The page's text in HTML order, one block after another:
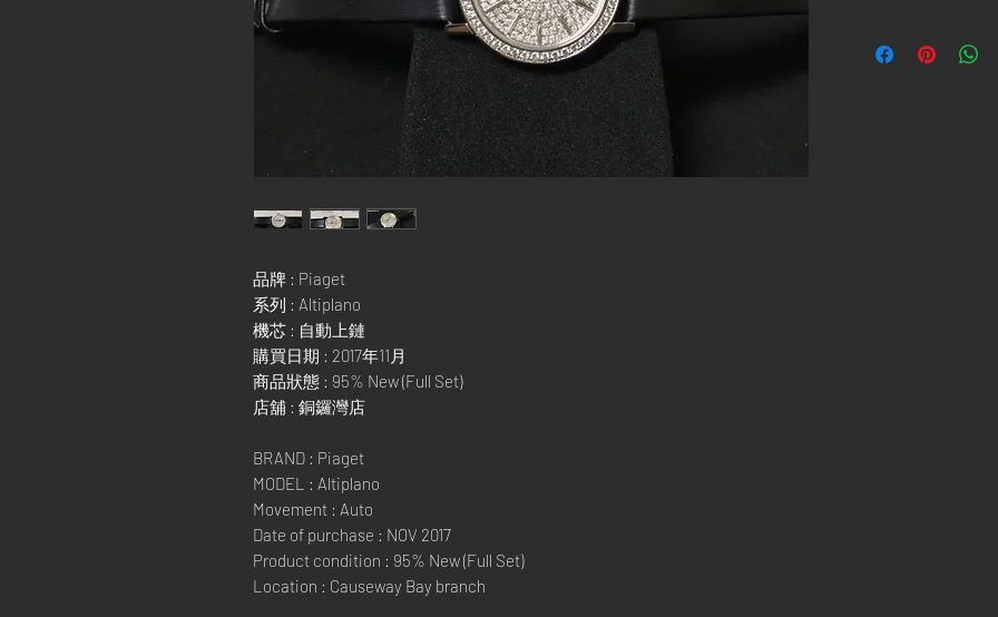
品牌 : Piaget
系列 : Altiplano
機芯 : 自動上鏈
購買日期 : 2017年11月
商品狀態 : 95% New (Full Set)
店舖 : 銅鑼灣店
BRAND : Piaget
MODEL : Altiplano
Movement : Auto
Date of purchase : NOV 2017
Product condition : 95% New (Full Set)
Location : Causeway Bay branch